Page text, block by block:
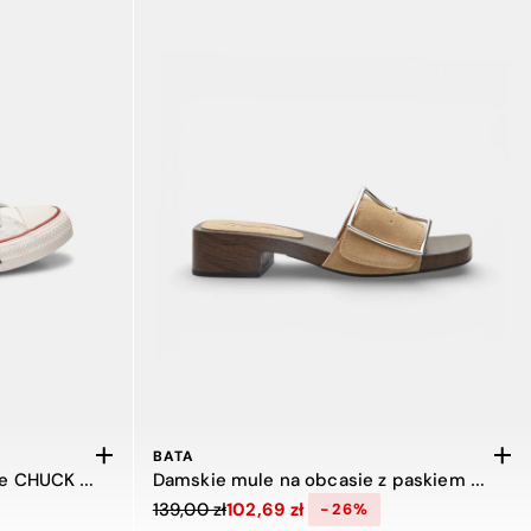
Damskie sneakersy Converse CHUCK TAYLOR ALL STAR
zł, zniżka 56 procent
BATA
Damskie mule na obcasie z paskiem Bata
Cena obniżona z 139,00 zł do 102,69 zł,
139,00 zł102,69 zł -26%